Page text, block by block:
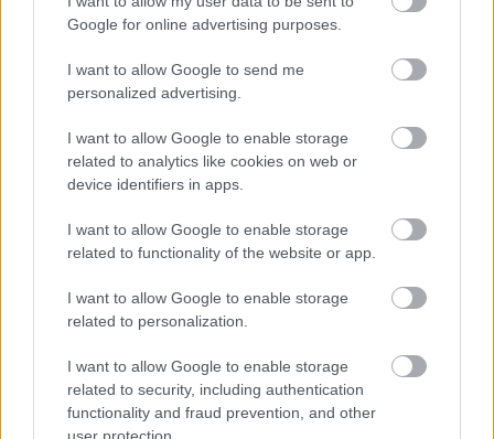
Google for online advertising purposes.
I want to allow Google to send me
personalized advertising.
I want to allow Google to enable storage
related to analytics like cookies on web or
device identifiers in apps.
I want to allow Google to enable storage
related to functionality of the website or app.
I want to allow Google to enable storage
related to personalization.
I want to allow Google to enable storage
related to security, including authentication
functionality and fraud prevention, and other
Eb 2024: Nem túl szurkolóbarát a
ötlettel állt elő az egyik
legnépszerűbb itthoni sörgyár